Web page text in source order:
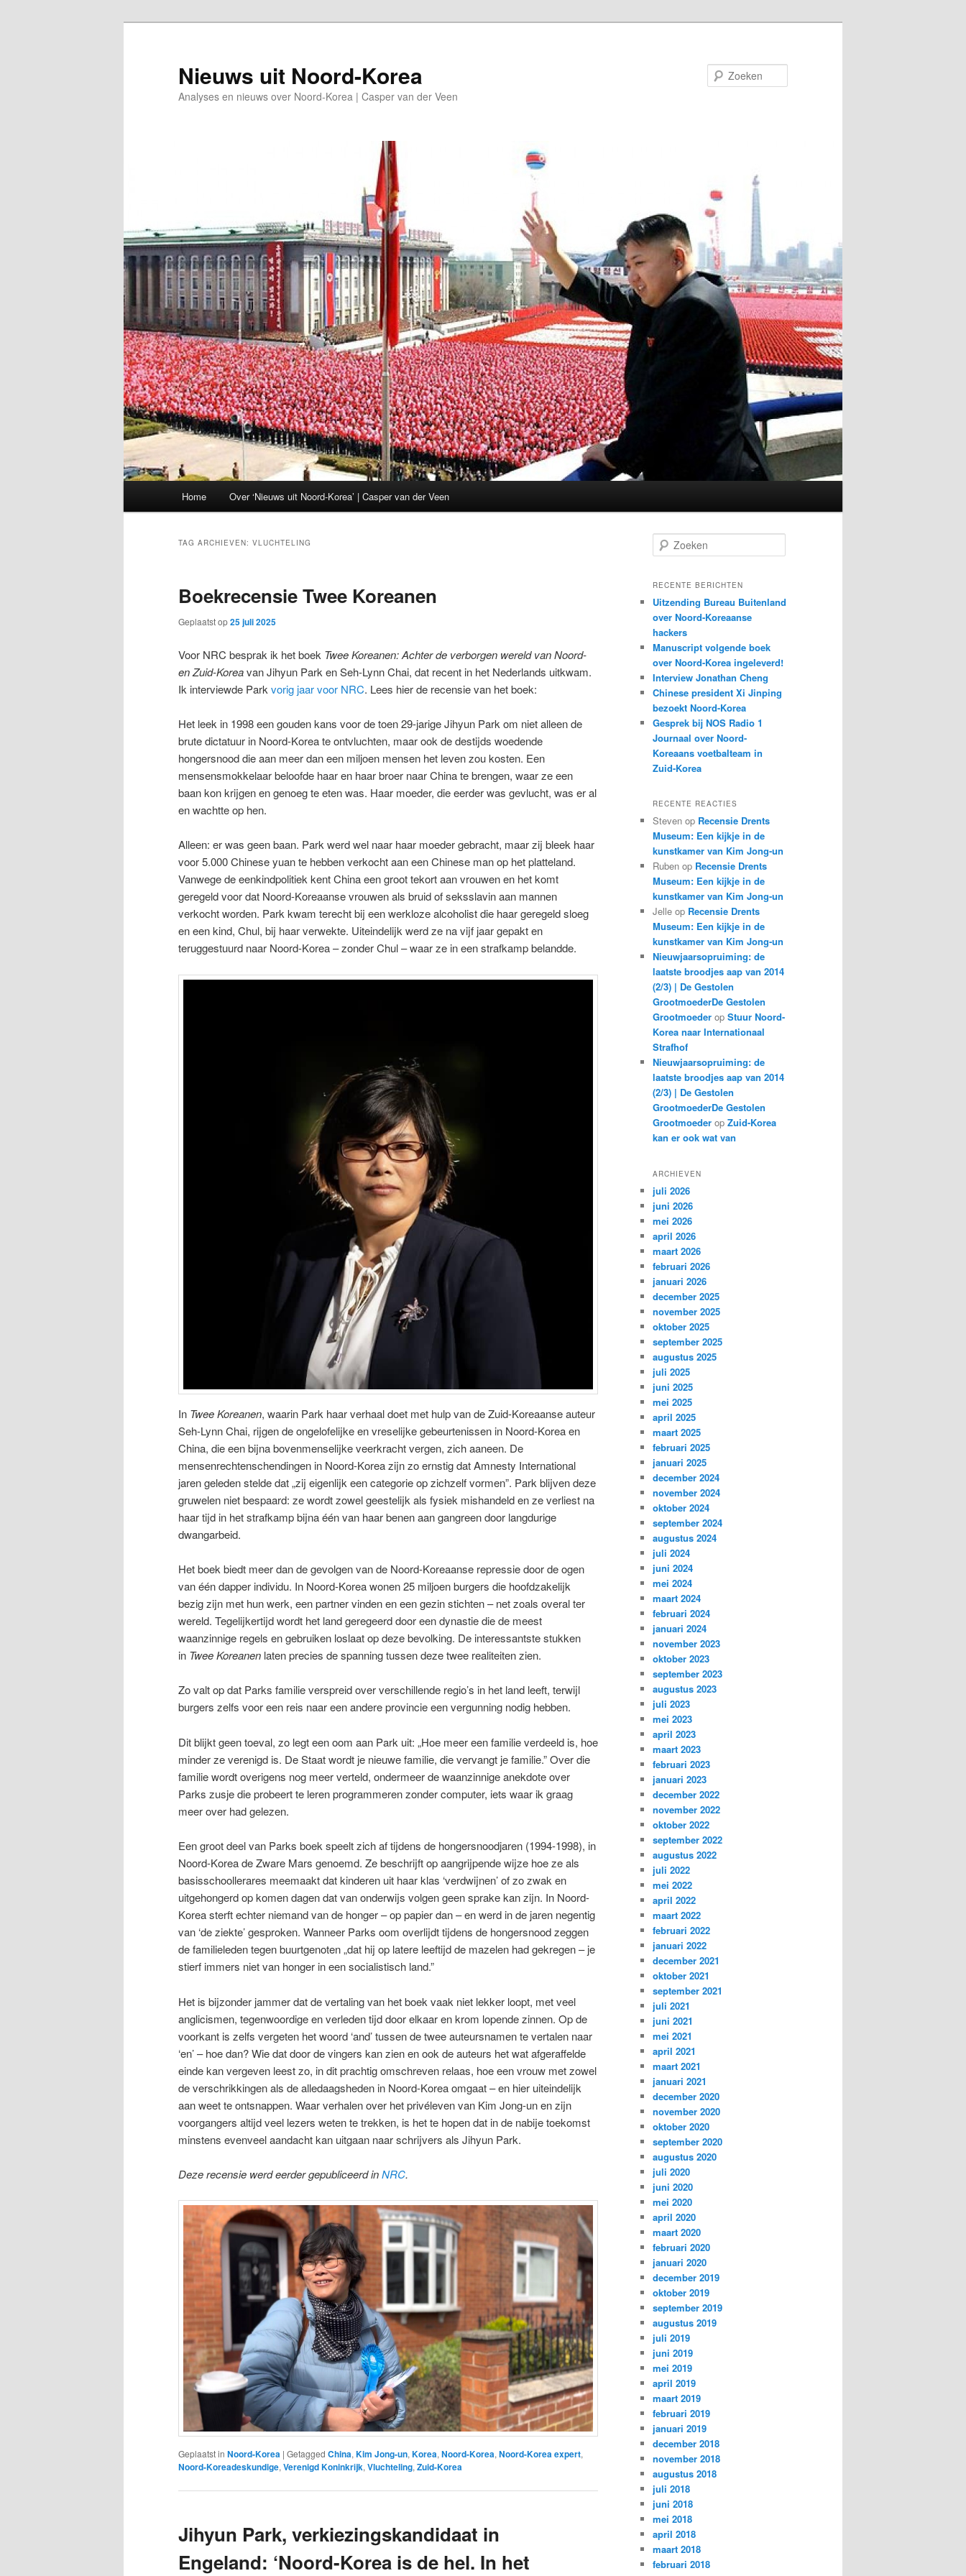
Nieuws uit Noord-Korea
Analyses en nieuws over Noord-Korea | Casper van der Veen
Home Over ‘Nieuws uit Noord-Korea’ | Casper van der Veen
TAG ARCHIEVEN: VLUCHTELING
Boekrecensie Twee Koreanen
Geplaatst op25 juli 2025
Voor NRC besprak ik het boek Twee Koreanen: Achter de verborgen wereld van Noord-
en Zuid-Koreavan Jihyun Park en Seh-Lynn Chai, dat recent in het Nederlands uitkwam.
Ik interviewde Park vorig jaar voor NRC. Lees hier de recensie van het boek:
Het leek in 1998 een gouden kans voor de toen 29-jarige Jihyun Park om niet alleen de
brute dictatuur in Noord-Korea te ontvluchten, maar ook de destijds woedende
hongersnood die aan meer dan een miljoen mensen het leven zou kosten. Een
mensensmokkelaar beloofde haar en haar broer naar China te brengen, waar ze een
baan kon krijgen en genoeg te eten was. Haar moeder, die eerder was gevlucht, was er al
en wachtte op hen.
Alleen: er was geen baan. Park werd wel naar haar moeder gebracht, maar zij bleek haar
voor 5.000 Chinese yuan te hebben verkocht aan een Chinese man op het platteland.
Vanwege de eenkindpolitiek kent China een groot tekort aan vrouwen en het komt
geregeld voor dat Noord-Koreaanse vrouwen als bruid of seksslavin aan mannen
verkocht worden. Park kwam terecht bij een werkloze alcoholist die haar geregeld sloeg
en een kind, Chul, bij haar verwekte. Uiteindelijk werd ze na vijf jaar gepakt en
teruggestuurd naar Noord-Korea – zonder Chul – waar ze in een strafkamp belandde.
In Twee Koreanen, waarin Park haar verhaal doet met hulp van de Zuid-Koreaanse auteur
Seh-Lynn Chai, rijgen de ongelofelijke en vreselijke gebeurtenissen in Noord-Korea en
China, die een bijna bovenmenselijke veerkracht vergen, zich aaneen. De
mensenrechtenschendingen in Noord-Korea zijn zo ernstig dat Amnesty International
jaren geleden stelde dat „zij eigenlijk een categorie op zichzelf vormen”. Park blijven deze
gruwelen niet bespaard: ze wordt zowel geestelijk als fysiek mishandeld en ze verliest na
haar tijd in het strafkamp bijna één van haar benen aan gangreen door langdurige
dwangarbeid.
Het boek biedt meer dan de gevolgen van de Noord-Koreaanse repressie door de ogen
van één dapper individu. In Noord-Korea wonen 25 miljoen burgers die hoofdzakelijk
bezig zijn met hun werk, een partner vinden en een gezin stichten – net zoals overal ter
wereld. Tegelijkertijd wordt het land geregeerd door een dynastie die de meest
waanzinnige regels en gebruiken loslaat op deze bevolking. De interessantste stukken
in Twee Koreanen laten precies de spanning tussen deze twee realiteiten zien.
Zo valt op dat Parks familie verspreid over verschillende regio’s in het land leeft, terwijl
burgers zelfs voor een reis naar een andere provincie een vergunning nodig hebben.
Dit blijkt geen toeval, zo legt een oom aan Park uit: „Hoe meer een familie verdeeld is, hoe
minder ze verenigd is. De Staat wordt je nieuwe familie, die vervangt je familie.” Over die
familie wordt overigens nog meer verteld, ondermeer de waanzinnige anekdote over
Parks zusje die probeert te leren programmeren zonder computer, iets waar ik graag
meer over had gelezen.
Een groot deel van Parks boek speelt zich af tijdens de hongersnoodjaren (1994-1998), in
Noord-Korea de Zware Mars genoemd. Ze beschrijft op aangrijpende wijze hoe ze als
basisschoollerares meemaakt dat kinderen uit haar klas ‘verdwijnen’ of zo zwak en
uitgehongerd op komen dagen dat van onderwijs volgen geen sprake kan zijn. In Noord-
Korea sterft echter niemand van de honger – op papier dan – en werd in de jaren negentig
van ‘de ziekte’ gesproken. Wanneer Parks oom overlijdt tijdens de hongersnood zeggen
de familieleden tegen buurtgenoten „dat hij op latere leeftijd de mazelen had gekregen – je
stierf immers niet van honger in een socialistisch land.”
Het is bijzonder jammer dat de vertaling van het boek vaak niet lekker loopt, met veel
anglicismen, tegenwoordige en verleden tijd door elkaar en krom lopende zinnen. Op de
voorkant is zelfs vergeten het woord ‘and’ tussen de twee auteursnamen te vertalen naar
‘en’ – hoe dan? Wie dat door de vingers kan zien en ook de auteurs het wat afgeraffelde
einde kan vergeven leest zo, in dit prachtig omschreven relaas, hoe een vrouw met zowel
de verschrikkingen als de alledaagsheden in Noord-Korea omgaat – en hier uiteindelijk
aan weet te ontsnappen. Waar verhalen over het privéleven van Kim Jong-un en zijn
voorgangers altijd veel lezers weten te trekken, is het te hopen dat in de nabije toekomst
minstens evenveel aandacht kan uitgaan naar schrijvers als Jihyun Park.
Deze recensie werd eerder gepubliceerd inNRC.
Geplaatst in Noord-Korea | Getagged China, Kim Jong-un, Korea, Noord-Korea, Noord-Korea expert,
Noord-Koreadeskundige, Verenigd Koninkrijk, Vluchteling, Zuid-Korea
Jihyun Park, verkiezingskandidaat in
Engeland: ‘Noord-Korea is de hel. In het
o
k
n
RECENTE BERICHTEN
Uitzending Bureau Buitenland
over Noord-Koreaanse
hackers
Manuscript volgende boek
over Noord-Korea ingeleverd!
Interview Jonathan Cheng
Chinese president Xi Jinping
bezoekt Noord-Korea
Gesprek bij NOS Radio 1
Journaal over Noord-
Koreaans voetbalteam in
Zuid-Korea
RECENTE REACTIES
Steven op Recensie Drents
Museum: Een kijkje in de
kunstkamer van Kim Jong-un
Ruben op Recensie Drents
Museum: Een kijkje in de
kunstkamer van Kim Jong-un
Jelle op Recensie Drents
Museum: Een kijkje in de
kunstkamer van Kim Jong-un
Nieuwjaarsopruiming: de
laatste broodjes aap van 2014
(2/3) | De Gestolen
GrootmoederDe Gestolen
Grootmoeder op Stuur Noord-
Korea naar Internationaal
Strafhof
Nieuwjaarsopruiming: de
laatste broodjes aap van 2014
(2/3) | De Gestolen
GrootmoederDe Gestolen
Grootmoeder op Zuid-Korea
kan er ook wat van
ARCHIEVEN
juli 2026
juni 2026
mei 2026
april 2026
maart 2026
februari 2026
januari 2026
december 2025
november 2025
oktober 2025
september 2025
augustus 2025
juli 2025
juni 2025
mei 2025
april 2025
maart 2025
februari 2025
januari 2025
december 2024
november 2024
oktober 2024
september 2024
augustus 2024
juli 2024
juni 2024
mei 2024
maart 2024
februari 2024
januari 2024
november 2023
oktober 2023
september 2023
augustus 2023
juli 2023
mei 2023
april 2023
maart 2023
februari 2023
januari 2023
december 2022
november 2022
oktober 2022
september 2022
augustus 2022
juli 2022
mei 2022
april 2022
maart 2022
februari 2022
januari 2022
december 2021
oktober 2021
september 2021
juli 2021
juni 2021
mei 2021
april 2021
maart 2021
januari 2021
december 2020
november 2020
oktober 2020
september 2020
augustus 2020
juli 2020
juni 2020
mei 2020
april 2020
maart 2020
februari 2020
januari 2020
december 2019
oktober 2019
september 2019
augustus 2019
juli 2019
juni 2019
mei 2019
april 2019
maart 2019
februari 2019
januari 2019
december 2018
november 2018
augustus 2018
juli 2018
juni 2018
mei 2018
april 2018
maart 2018
februari 2018